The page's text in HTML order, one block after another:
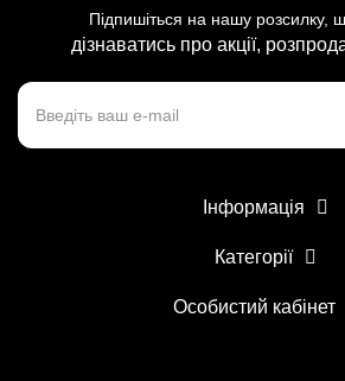
Підпишіться на нашу
дізнаватись про акції,
Інформація
Категорії
Особистий кабінет